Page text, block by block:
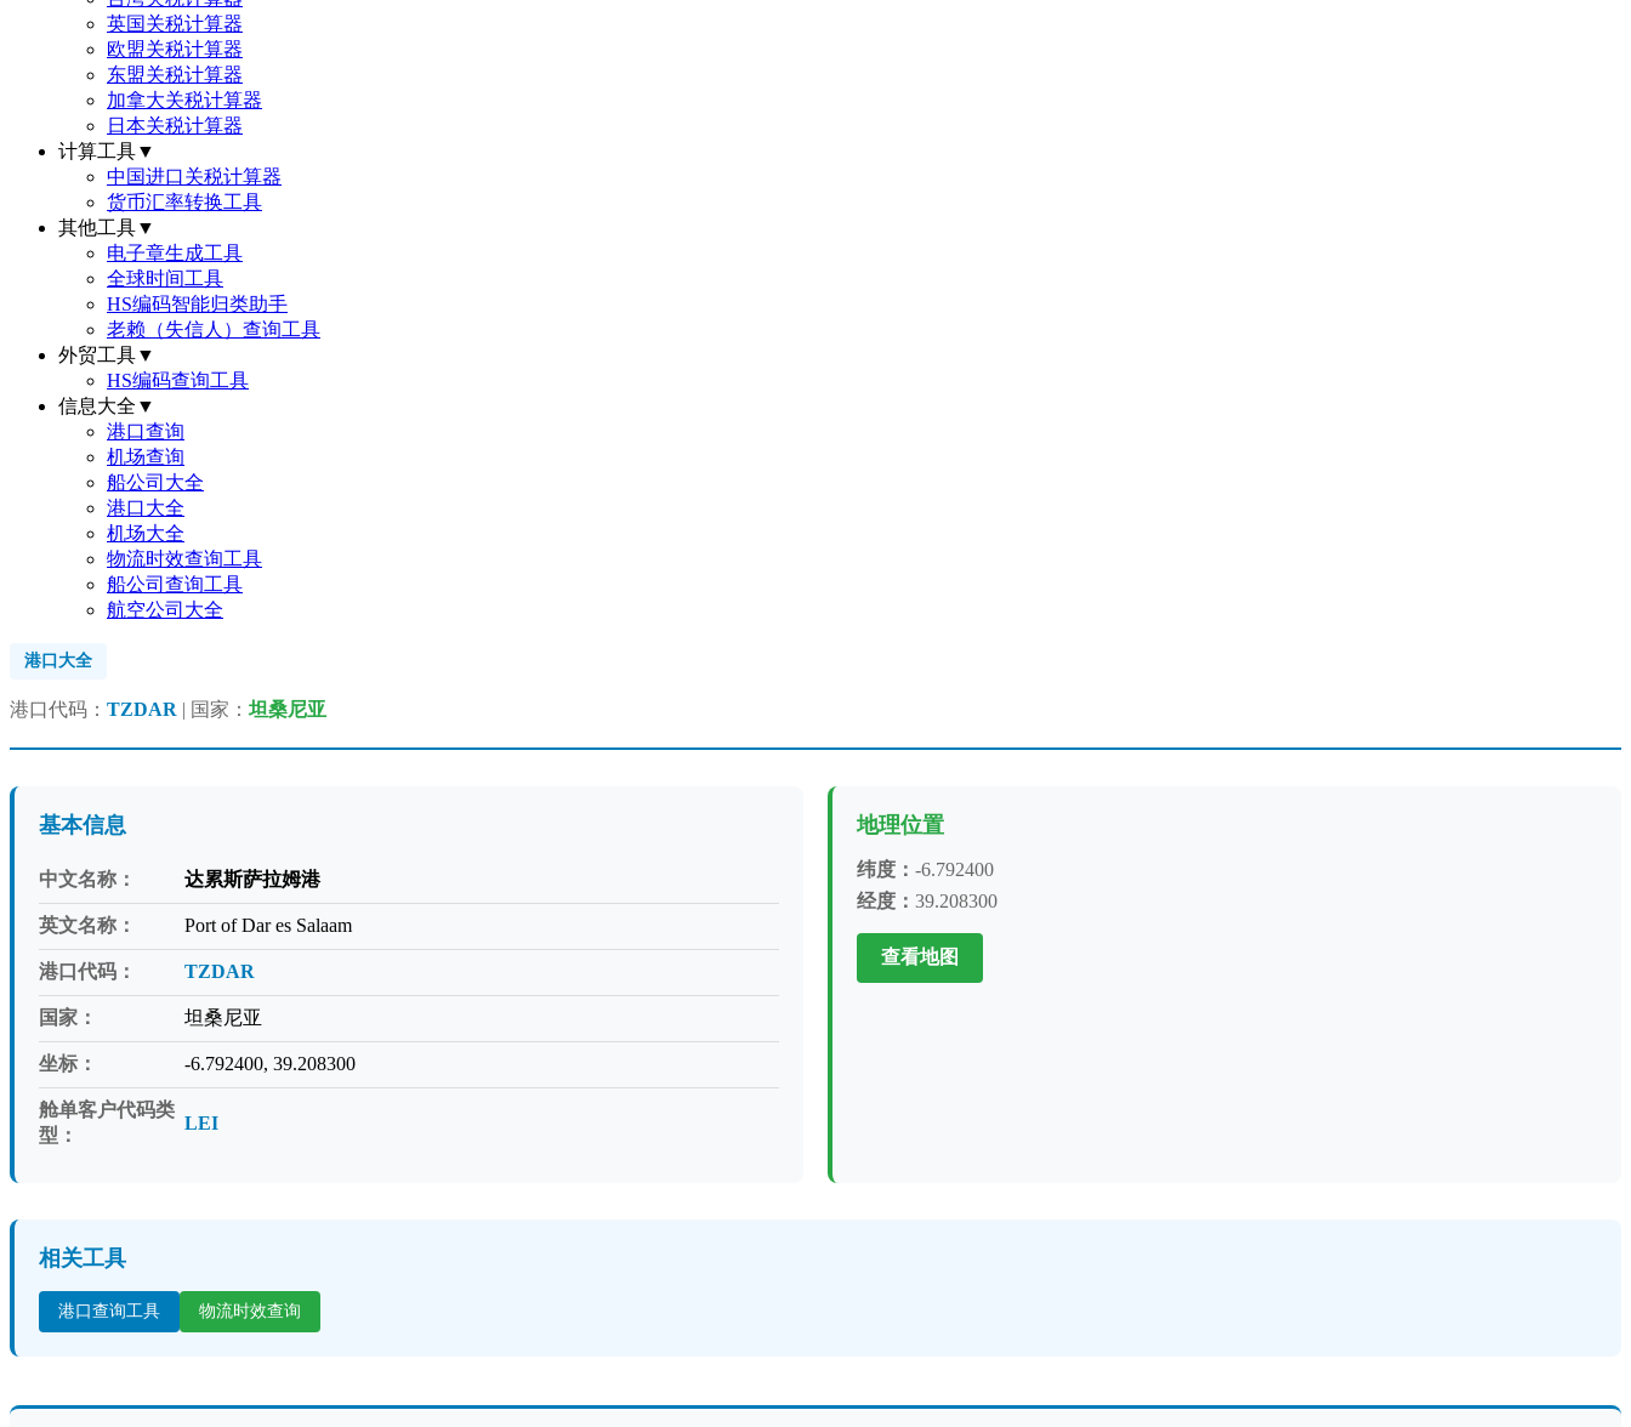
英国关税计算器
欧盟关税计算器
东盟关税计算器
加拿大关税计算器
日本关税计算器
计算工具▼
中国进口关税计算器
货币汇率转换工具
其他工具▼
电子章生成工具
全球时间工具
HS编码智能归类助手
老赖（失信人）查询工具
外贸工具▼
HS编码查询工具
信息大全 ▼
港口查询
机场查询
船公司大全
港口大全
机场大全
物流时效查询工具
船公司查询工具
航空公司大全
港口大全
港口代码： TZDAR | 国家： 坦桑尼亚
基本信息
中文名称： 达累斯萨拉姆港
英文名称： Port of Dar es Salaam
港口代码： TZDAR
国家： 坦桑尼亚
坐标： -6.792400, 39.208300
舱单客户代码类
型：
LEI
地理位置
纬度： -6.792400
经度： 39.208300
查看地图
相关工具
港口查询工具 物流时效查询